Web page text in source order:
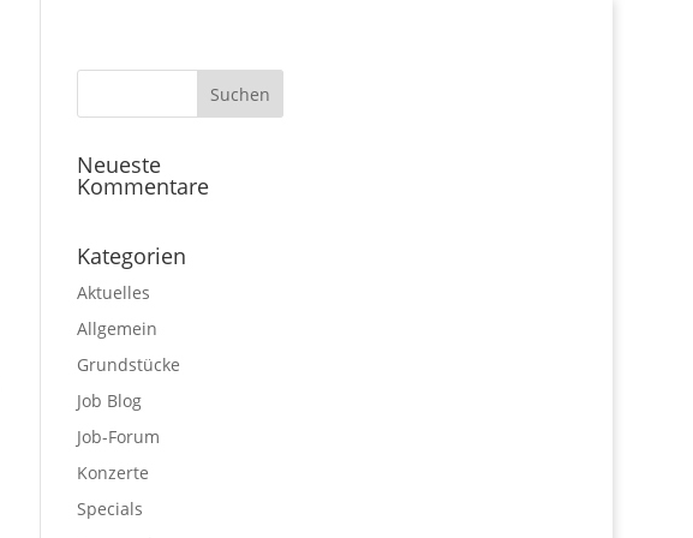
Neueste
Kommentare
Kategorien
Aktuelles
Allgemein
Grundstücke
Job Blog
Job-Forum
Konzerte
Specials